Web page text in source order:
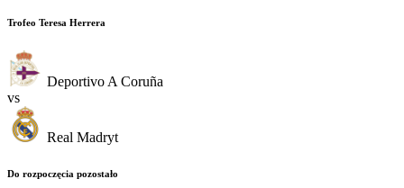
Trofeo Teresa Herrera
Deportivo A Coruña
vs
Real Madryt
Do rozpoczęcia pozostało